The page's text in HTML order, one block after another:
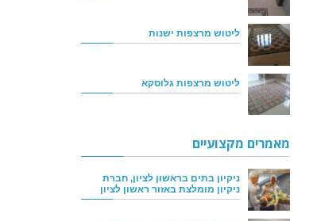
ליטוש מרצפות ישנות
ליטוש מרצפות גלוסקא
מאמרים מקצועיים
ניקיון בתים בראשון לציון, חברת
ניקיון מומלצת באזור ראשון לציון